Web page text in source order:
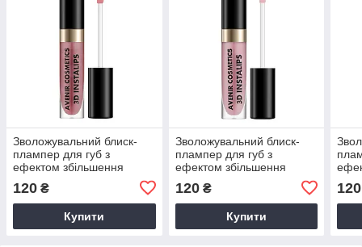
Зволожувальний блиск-
плампер для губ з
ефектом збільшення
3D Instalips (plumping
effect) №06
120 ₴
Купити
Зволожувальний блиск-
плампер для губ з
ефектом збільшення
об'єму Avenir Cosmetics
3D Instalips №04
(пастельний рожевий)
120₴
Купити
3D
120